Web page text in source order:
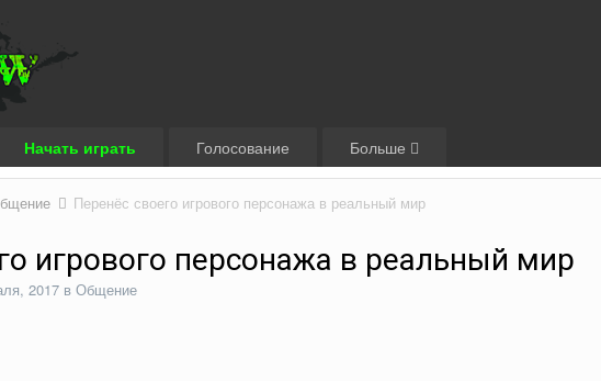
Начать играть Голосование Больше
Перенёс своего игрового персонажа в реальный мир
игрового персонажа в реальный мир
2017в Общение